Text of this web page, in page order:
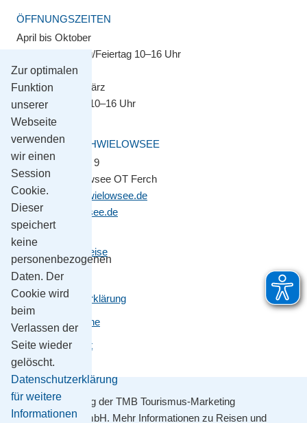
Zur optimalen
Funktion
unserer
Webseite
verwenden
wir einen
Session
Cookie.
Dieser
speichert
keine
personenbezogenen
Daten. Der
Cookie wird
beim
Verlassen der
Seite wieder
gelöscht.
Datenschutzerklärung
für weitere
Informationen
ÖFFNUNGSZEITEN
April bis Oktober
Montag–Sonntag/Feiertag 10–16 Uhr
November bis März
Montag–Freitag 10–16 Uhr
GEMEINDE SCHWIELOWSEE
Potsdamer Platz 9
14548 Schwielowsee OT Ferch
gemeinde@schwielowsee.de
www.schwielowsee.de
Kontakt & Anreise
Impressum
Datenschutzerklärung
Leichte Sprache
Barrierefreiheit
Mit Unterstützung der TMB Tourismus-Marketing
Brandenburg GmbH. Mehr Informationen zu Reisen und